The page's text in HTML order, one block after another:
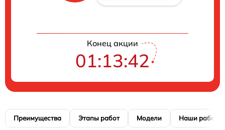
Конец акции
01:13:42
Преимущества Этапы работ Модели Наши работы